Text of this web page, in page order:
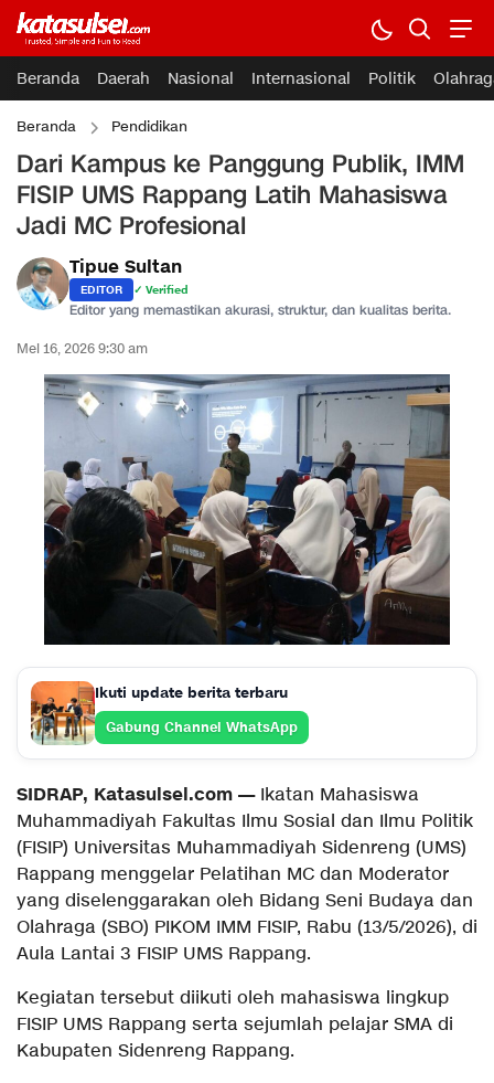
Beranda Daerah Nasional Internasional Politik
Beranda Pendidikan
Dari Kampus ke Panggung Publik, IMM
FISIP UMS Rappang Latih Mahasiswa
Jadi MC Profesional
Tipue Sultan
EDITOR ✓ Verified
Editor yang memastikan akurasi, struktur, dan kualitas berita.
Mei 16, 2026 9:30 am
Ikuti update berita terbaru
Gabung Channel WhatsApp
SIDRAP, Katasulsel.com — Ikatan Mahasiswa
Muhammadiyah Fakultas Ilmu Sosial dan Ilmu Politik
(FISIP) Universitas Muhammadiyah Sidenreng (UMS)
Rappang menggelar Pelatihan MC dan Moderator
yang diselenggarakan oleh Bidang Seni Budaya dan
Olahraga (SBO) PIKOM IMM FISIP, Rabu (13/5/2026), di
Aula Lantai 3 FISIP UMS Rappang.
Kegiatan tersebut diikuti oleh mahasiswa lingkup
FISIP UMS Rappang serta sejumlah pelajar SMA di
Kabupaten Sidenreng Rappang.